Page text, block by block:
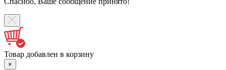
Товар добавлен в корзину
×